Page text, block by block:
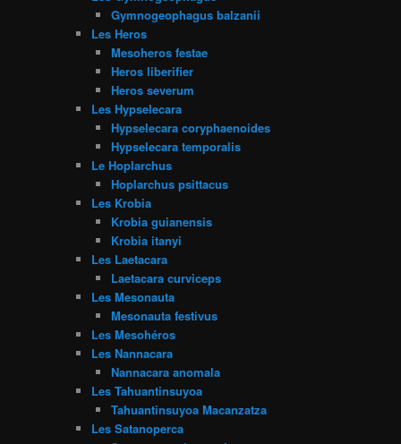
Gymnogeophagus balzanii
Les Heros
Mesoheros festae
Heros liberifier
Heros severum
Les Hypselecara
Hypselecara coryphaenoides
Hypselecara temporalis
Le Hoplarchus
Hoplarchus psittacus
Les Krobia
Krobia guianensis
Krobia itanyi
Les Laetacara
Laetacara curviceps
Les Mesonauta
Mesonauta festivus
Les Mesohéros
Les Nannacara
Nannacara anomala
Les Tahuantinsuyoa
Tahuantinsuyoa Macanzatza
Les Satanoperca